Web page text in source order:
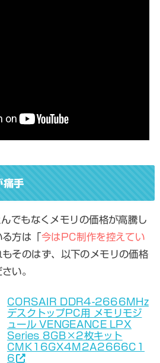
痛手
もなくメモリの価格が高騰し
方は「今はPC制作を控えてい
もそのはず、以下のメモリの価格
い。
CORSAIR DDR4-2666MHz
デスクトップPC用 メモリモジ
ュール VENGEANCE LPX
Series 8GB×2枚キット
CMK16GX4M2A2666C1
6